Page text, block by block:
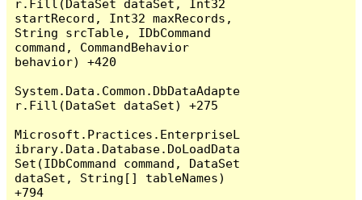
r.Fill(DataSet dataSet, Int32
startRecord, Int32 maxRecords,
String srcTable, IDbCommand
command, CommandBehavior
behavior) +420
System.Data.Common.DbDataAdapte
r.Fill(DataSet dataSet) +275
Microsoft.Practices.EnterpriseL
ibrary.Data.Database.DoLoadData
Set(IDbCommand command, DataSet
dataSet, String[] tableNames)
+794